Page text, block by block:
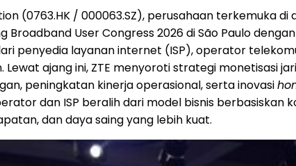
(0763.HK / 000063.SZ), perusahaan terkemuka
User Congress 2026 di São Paulo
penyedia layanan internet (ISP), operator
ajang ini, ZTE menyoroti strategi monetisasi
peningkatan kinerja operasional, serta inovasi
dan ISP beralih dari model bisnis berbasiskan
dan daya saing yang lebih kuat.